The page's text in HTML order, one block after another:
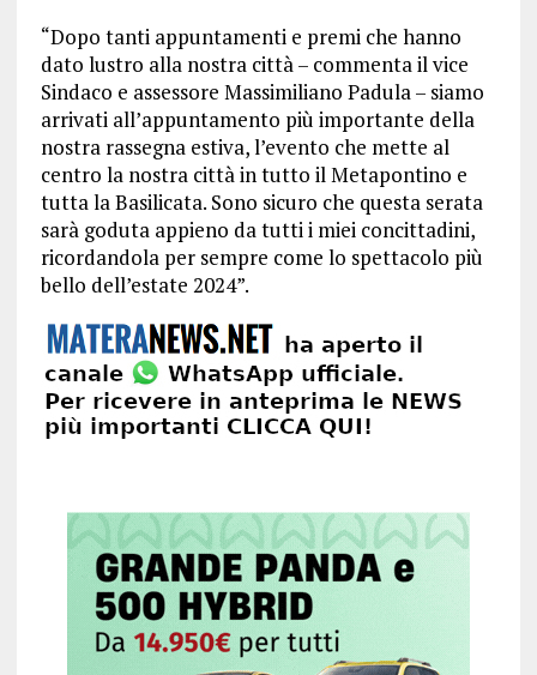
“Dopo tanti appuntamenti e premi che hanno
dato lustro alla nostra città – commenta il vice
Sindaco e assessore Massimiliano Padula – siamo
arrivati all’appuntamento più importante della
nostra rassegna estiva, l’evento che mette al
centro la nostra città in tutto il Metapontino e
tutta la Basilicata. Sono sicuro che questa serata
sarà goduta appieno da tutti i miei concittadini,
ricordandola per sempre come lo spettacolo più
bello dell’estate 2024”.